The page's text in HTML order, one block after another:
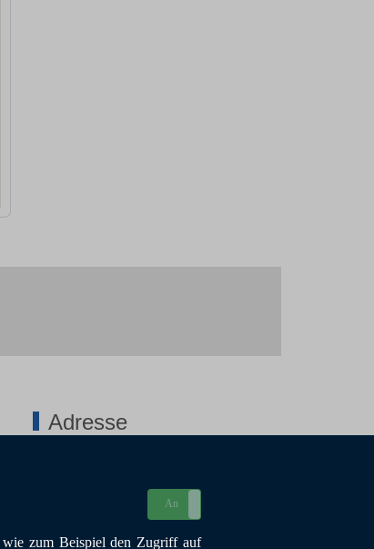
An
wie zum Beispiel den Zugriff auf
Adresse
Bundesverband e. V.
44149 Dortmund